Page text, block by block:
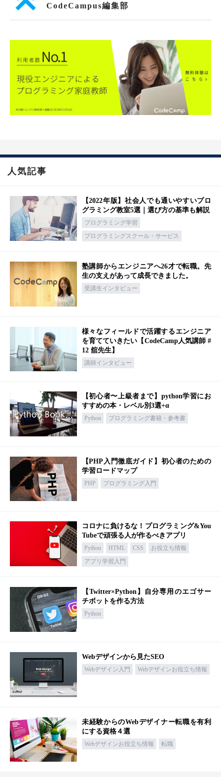
CodeCampus編集部
人気記事
【2022年版】社会人でも通いやすいプロ
グラミング教室5選｜選び方の基準も解説
プログラミング学習
プログラミングスクール・サービス
塾講師からエンジニアへ26才で転職。先
生の支えがあって成長できました。
受講生インタビュー
様々なフィールドで活躍するエンジニア
を育てていきたい【CodeCamp人気講師 #
12 舘先生】
講師インタビュー
【初心者〜上級者まで】python学習にお
すすめの本・レベル別3選+α
Python プログラミング書籍・参考書
【PHP入門徹底ガイド】初心者のための
学習ロードマップ
PHP プログラミング入門
コロナに負けるな！プログラミング&You
Tubeで頑張る人が作るべきアプリ
Python HTML CSS
お役立ち情報
アプリ学習入門
【Twitter×Python】自分専用のエゴサー
チボットを作る方法
Python
Webデザインから見たSEO
Webデザイン入門 Webデザインお役立ち情報
未経験からのWebデザイナー転職を有利
にする資格４選
Webデザインお役立ち情報 転職